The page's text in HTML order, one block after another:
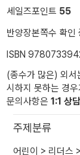
세일즈포인트 55
반양장본쪽수 확인
ISBN
(종수가 많은) 외서
시하지 못하는 경
문의사항은 1:1 상담
주제분류
어린이 > 리더스 >